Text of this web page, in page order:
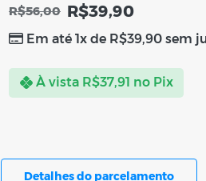
R$56,00 R$39,90
Em até 1x de R$39,90sem
À vista R$37,91 no Pix
Detalhes do parcelamento